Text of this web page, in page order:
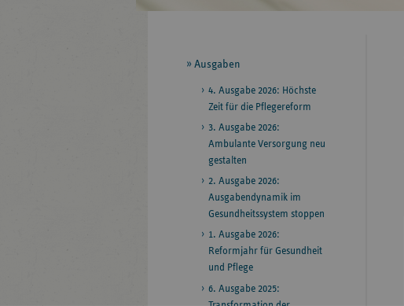
Seitennavigation
Ausgaben
4. Ausgabe 2026: Höchste
Zeit für die Pflegereform
3. Ausgabe 2026:
Ambulante Versorgung neu
gestalten
2. Ausgabe 2026:
Ausgabendynamik im
Gesundheitssystem stoppen
1. Ausgabe 2026:
Reformjahr für Gesundheit
und Pflege
6. Ausgabe 2025: